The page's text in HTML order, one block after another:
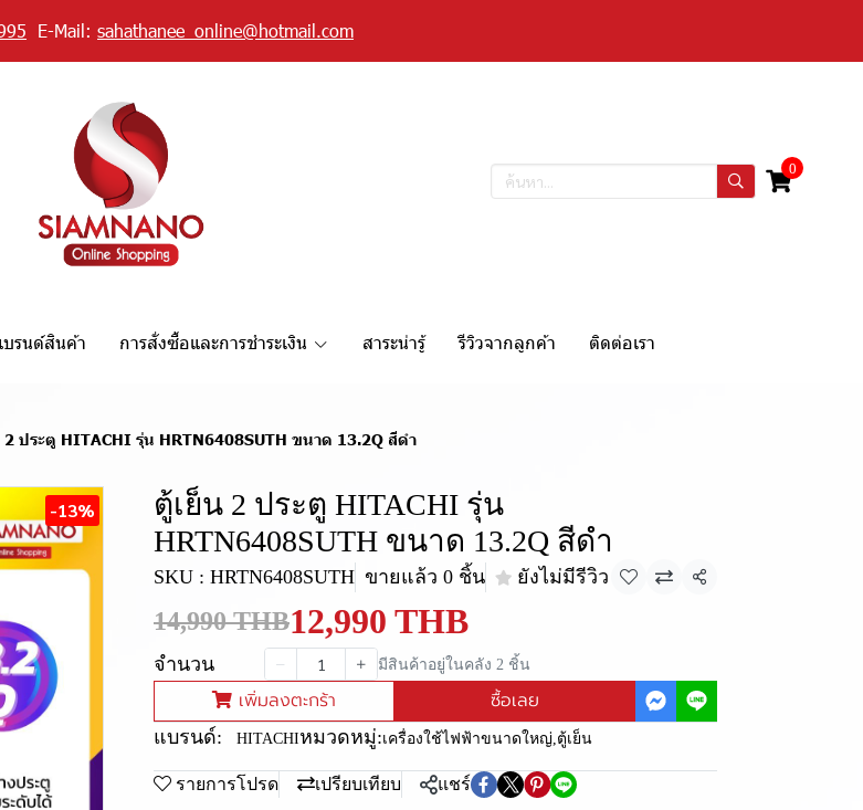
E-Mail: sahathanee_online@hotmail.com
0
บรนด์สินค้า การสั่งซื้อและการชำระเงิน สาระน่ารู้ รีวิวจากลูกค้า ติดต่อเรา
2 ประตู HITACHI รุ่น HRTN6408SUTH ขนาด 13.2Q สีดำ
-13%
ตู้เย็น 2 ประตู HITACHI รุ่น
HRTN6408SUTH ขนาด 13.2Q สีดำ
SKU : HRTN6408SUTH ขายแล้ว 0 ชิ้น ยังไม่มีรีวิว แชร์
14,990 THB12,990 THB
จำนวน มีสินค้าอยู่ในคลัง 2 ชิ้น
เพิ่มลงตะกร้า ซื้อเลย
แบรนด์: HITACHIหมวดหมู่:เครื่องใช้ไฟฟ้าขนาดใหญ่,ตู้เย็น
รายการโปรด เปรียบเทียบ แชร์